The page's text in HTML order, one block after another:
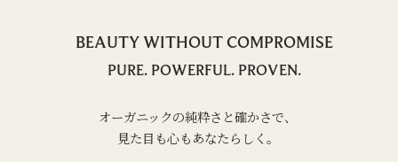
BEAUTY WITHOUT COMPROMISE
PURE. POWERFUL. PROVEN.
オーガニックの純粋さと確かさで、
見た目も心もあなたらしく。